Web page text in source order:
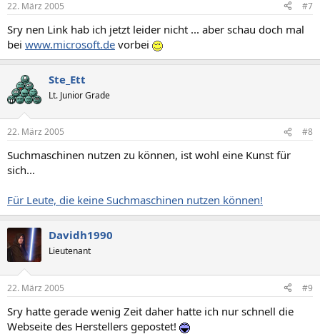
22. März 2005 #7
Sry nen Link hab ich jetzt leider nicht ... aber schau doch mal
bei www.microsoft.de vorbei
Ste_Ett
Lt. Junior Grade
22. März 2005 #8
Suchmaschinen nutzen zu können, ist wohl eine Kunst für
sich...
Für Leute, die keine Suchmaschinen nutzen können!
Davidh1990
Lieutenant
22. März 2005 #9
Sry hatte gerade wenig Zeit daher hatte ich nur schnell die
Webseite des Herstellers gepostet!